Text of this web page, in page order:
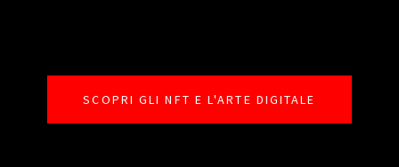
SCOPRI GLI NFT E L'ARTE DIGITALE